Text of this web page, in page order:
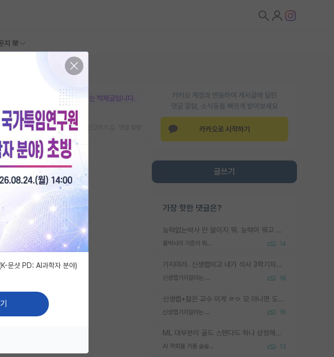
지 🌸
카카오 계정과 연동하여 게시글에 달린
댓글 알람, 소식등을 빠르게 받아보세요
카카오로 시작하기
글쓰기
가장 핫한 댓글은?
능력없는박사 란 말이지 뭐. 능력이 뭐고 능력이 있다는게 뭔지는 사람마다 기준이 다르니까 얘기해봐야 서로 자기 기준만 얘기해서 논쟁이 끝이 안나고. 주위에서 능력있고 야심있는 신입생이 교수가 유의미한 피드백을 아예 안주면서 제대로된 과제에 참여해볼 기회도 제공하지 않고 잡일 뺑뺑이만 돌려서 맨날 단순작업만 하면서 밤새다가 눈빛이 점점 죽어가는걸 본 사람은 물박사는 교수탓이라고 하고, 교수는 이것저것 알려도 주고 기회도 주고 사수 동기 붙여주면서 어떻게든 끌고가려고 하는데 본인이 매일 뺀질거리면서 출근 하는둥마는둥 하다가 기껏 와서도 폰이나 쳐다보다가 실험 망치고 저녁약속있어서 먼저 가볼게요~ 하는걸 본 사람은 물박사는 본인탓이라고 함.
물박사의 기준이 뭐임? 14
가지마라. 신생랩이고 내가 석사 3학기차인데 최고참인데 나도 아무것도 모르는데 교수가 후배들 왜 논문 교육 안시키냐. 논문 왜 안 써오냐 닦달한다
신생랩가지말라는 이유가 있었구나 18
신생랩+젊은 교수 이게 ㄹㅇ 모 아니면 도인듯.
신생랩가지말라는 이유가 있었구나 16
ML 대부분이 골드 스탠다드 하나 상정해놓고 (벤치마크 데이터셋이 여러 개면 여러 개 상정) 그거 얼마나 잘 맞추나 싸움임 가끔 번뜩이는 설계 철학을 보여주는 논문들도 있지만 대부분 그거 성적 얼마나 더 올리느라에 혈안이 되어 있는 측면이 잇음
AI 학회들 거품 슬슬 지적이 나오네요 13
본문이 수정되지 않는 박제글입니다.
스크랩
문샷 PD: AI과학자 분야)